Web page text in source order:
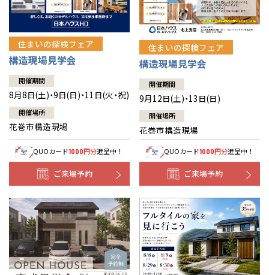
住まいの探検フェア
構造現場見学会
開催期間
8月8日(土)・9日(日)・11日(火・祝)
開催場所
花巻市構造現場
QUOカード1000円分進呈中！
ご来場予約
住まいの探検フェア
構造現場見学会
開催期間
9月12日(土)・13日(日)
開催場所
花巻市構造現場
QUOカード1000円分進呈中！
ご来場予約